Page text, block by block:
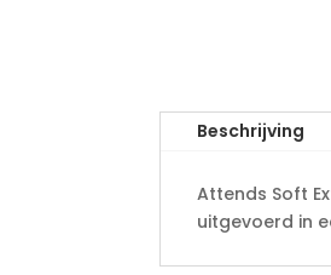
Beschrijving
Attends Soft
uitgevoerd in